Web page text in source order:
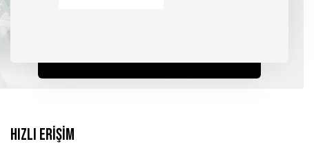
HIZLI ERİŞİM